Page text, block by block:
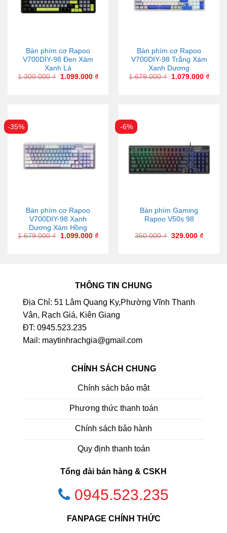
Bàn phím cơ Rapoo
V700DIY-98 Đen Xám
Xanh Lá
1.300.000₫ 1.099.000 ₫
Bàn phím cơ Rapoo
V700DIY-98 Trắng Xám
Xanh Dương
1.679.000₫ 1.079.000 ₫
-35%
Bàn phím cơ Rapoo
V700DIY-98 Xanh
Dương Xám Hồng
1.679.000₫ 1.099.000 ₫
-6%
Bàn phím Gaming
Rapoo V50s 98
350.000₫ 329.000 ₫
THÔNG TIN CHUNG
Địa Chỉ: 51 Lâm Quang Ky,Phường Vĩnh Thanh
Vân, Rạch Giá, Kiên Giang
ĐT: 0945.523.235
Mail: maytinhrachgia@gmail.com
CHÍNH SÁCH CHUNG
Chính sách bảo mật
Phương thức thanh toán
Chính sách bảo hành
Quy định thanh toán
Tổng đài bán hàng & CSKH
0945.523.235
FANPAGE CHÍNH THỨC